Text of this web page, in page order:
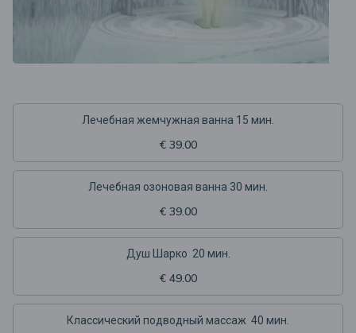
Лечебная жемчужная ванна 15 мин.
€ 39.00
Лечебная озоновая ванна 30 мин.
€ 39.00
Душ Шарко 20 мин.
€ 49.00
Классический подводный массаж 40 мин.